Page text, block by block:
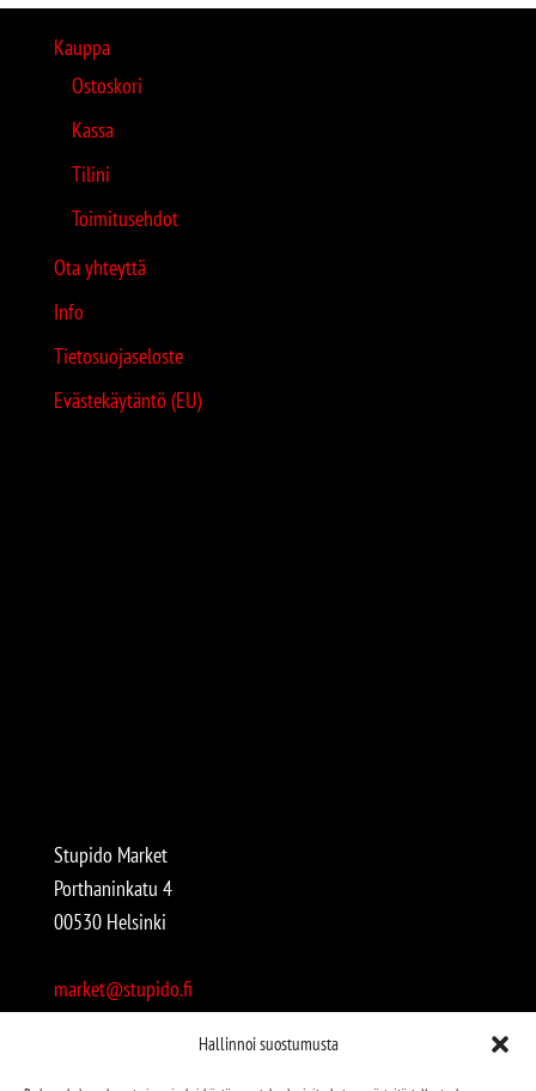
Hallinnoi suostumusta
Kauppa
Ostoskori
Kassa
Tilini
Toimitusehdot
Ota yhteyttä
Info
Tietosuojaseloste
Evästekäytäntö (EU)
Stupido Market
Porthaninkatu 4
00530 Helsinki
market@stupido.fi